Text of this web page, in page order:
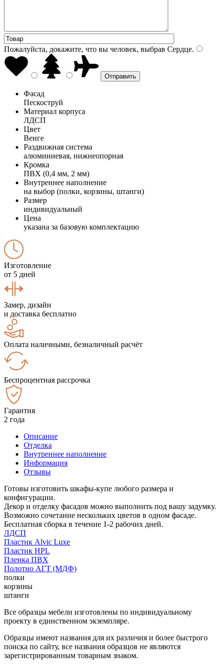
Пожалуйста, докажите, что вы человек, выбрав Сердце.
Фасад
Пескоструй
Материал корпуса
ЛДСП
Цвет
Венге
Раздвижная система
алюминиевая, нижнеопорная
Кромка
ПВХ (0,4 мм, 2 мм)
Внутреннее наполнение
на выбор (полки, корзины, штанги)
Размер
индивидуальный
Цена
указана за базовую комплектацию
Изготовление
от 5 дней
Замер, дизайн
и доставка бесплатно
Оплата наличными, безналичный расчёт
Беспроцентная рассрочка
Гарантия
2 года
Описание
Отделка
Внутреннее наполнение
Информация
Отзывы
Готовы изготовить шкафы-купе любого размера и
конфигурации.
Декор и отделку фасадов можно выполнить под вашу задумку.
Возможно сочетание нескольких цветов в одном фасаде.
Бесплатная сборка в течение 1-2 рабочих дней.
ЛДСП
Пластик Alvic Luxe
Пластик HPL
Пленка ПВХ
Полотно АГТ (МДФ)
полки
корзины
штанги
Все образцы мебели изготовлены по индивидуальному
проекту в единственном экземпляре.
Образцы имеют названия для их различия и более быстрого
поиска по сайту, все названия образцов не являются
зарегистрированным товарным знаком.